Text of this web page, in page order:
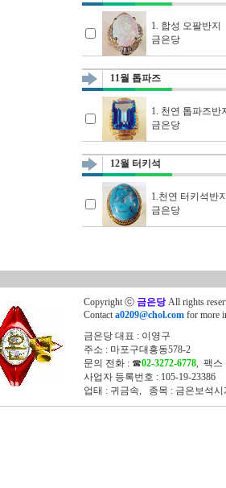
1. 합성 오팔반지
금은당
11월 톱파즈
1. 천연 톱파즈반
금은당
12월 터키석
1.천연 터키석반
금은당
Copyright ⓒ 금은당All rights
Contact a0209@chol.com for more
금은당 대표 : 이영구
주소 : 마포구대흥동578-2
문의 전화 : ☎02-3272-6778, 팩스
사업자 등록번호 : 105-19-23386
업태 : 귀금속, 종목 : 금은보석시